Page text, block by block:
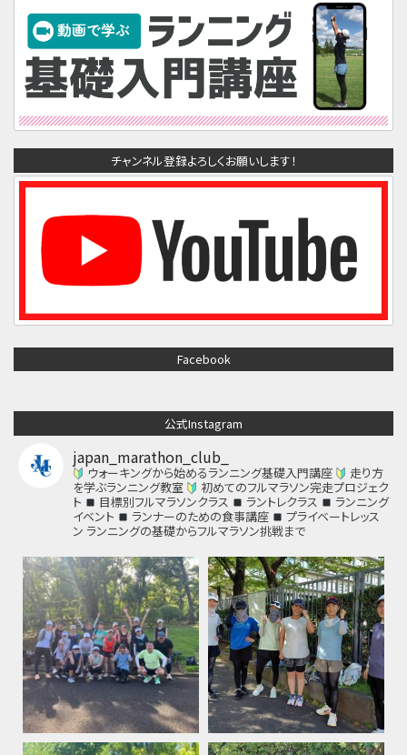
チャンネル登録よろしくお願いします！
Facebook
公式Instagram
japan_marathon_club_
ウォーキングから始めるランニング基礎入門講座
走り方
を学ぶランニング教室
初めてのフルマラソン完走プロジェク
ト
目標別フルマラソンクラス ラントレクラス
ランニング
イベント
ランナーのための食事講座
プライベートレッス
ン ランニングの基礎からフルマラソン挑戦まで